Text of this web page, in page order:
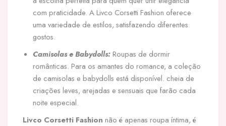
com praticidade. A Livco Corsetti Fashion oferece
uma variedade de estilos, satisfazendo diferentes
gostos.
Camisolas e Babydolls: Roupas de dormir
românticas. Para os amantes do romance, a coleção
de camisolas e babydolls está disponível. cheia de
criações leves, arejadas e sensuais que farão cada
noite especial.
Livco Corsetti Fashion não é apenas roupa íntima, é